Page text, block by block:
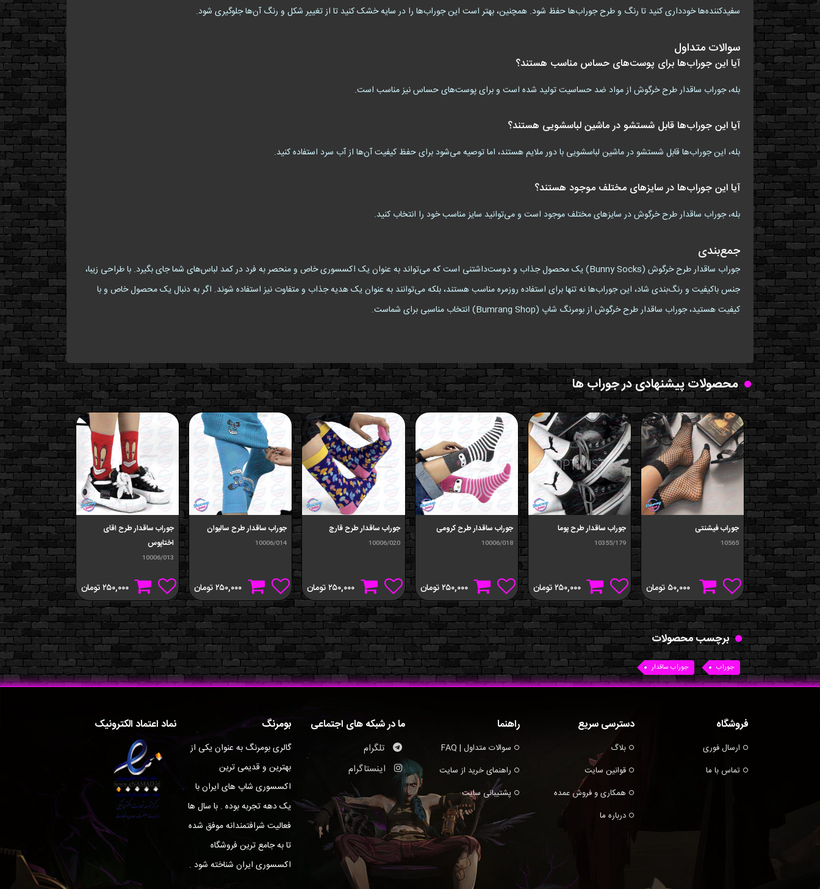
سفیدکننده‌ها خودداری کنید تا رنگ و طرح جوراب‌ها حفظ شود. همچنین، بهتر است این جوراب‌ها را در سایه خشک کنید تا از تغییر شکل و رنگ آن‌ها جلوگیری شود.
سوالات متداول
آیا این جوراب‌ها برای پوست‌های حساس مناسب هستند؟
بله، جوراب ساقدار طرح خرگوش از مواد ضد حساسیت تولید شده است و برای پوست‌های حساس نیز مناسب است.
آیا این جوراب‌ها قابل شستشو در ماشین لباسشویی هستند؟
بله، این جوراب‌ها قابل شستشو در ماشین لباسشویی با دور ملایم هستند، اما توصیه می‌شود برای حفظ کیفیت آن‌ها از آب سرد استفاده کنید.
آیا این جوراب‌ها در سایزهای مختلف موجود هستند؟
بله، جوراب ساقدار طرح خرگوش در سایزهای مختلف موجود است و می‌توانید سایز مناسب خود را انتخاب کنید.
جمع‌بندی
جوراب ساقدار طرح خرگوش (Bunny Socks) یک محصول جذاب و دوست‌داشتنی است که می‌تواند به عنوان یک اکسسوری خاص و منحصر به فرد در کمد لباس‌های شما جای بگیرد. با طراحی زیبا،
جنس باکیفیت و رنگ‌بندی شاد، این جوراب‌ها نه تنها برای استفاده روزمره مناسب هستند، بلکه می‌توانند به عنوان یک هدیه جذاب و متفاوت نیز استفاده شوند. اگر به دنبال یک محصول خاص و با
کیفیت هستید، جوراب ساقدار طرح خرگوش از بومرنگ شاپ (Bumrang Shop) انتخاب مناسبی برای شماست.
محصولات پیشنهادی در جوراب ها
جوراب فیشنتی
10565
۵۰,۰۰۰ تومان
جوراب ساقدار طرح پوما
10355/179
۲۵۰,۰۰۰تومان
جوراب ساقدار طرح کرومی
10006/018
۲۵۰,۰۰۰تومان
جوراب ساقدار طرح قارچ
10006/020
۲۵۰,۰۰۰تومان
جوراب ساقدار طرح سالیوان
10006/014
۲۵۰,۰۰۰تومان
جوراب ساقدار طرح اقای
اختاپوس
10006/013
۲۵۰,۰۰۰تومان
جوراب ساقدار طرح
اسفنجی
10006/012
برچسب محصولات
جوراب جوراب ساقدار
نماد اعتماد الکترونیک بومرنگ
گالری بومرنگ به عنوان یکی از
بهترین و قدیمی ترین
اکسسوری شاپ های ایران با
یک دهه تجربه بوده . با سال ها
فعالیت شرافتمندانه موفق شده
تا به جامع ترین فروشگاه
اکسسوری ایران شناخته شود .
ما در شبکه های اجتماعی
تلگرام
اینستاگرام
راهنما
سوالات متداول | FAQ
راهنمای خرید از سایت
پشتیبانی سایت
دسترسی سریع
بلاگ
قوانین سایت
همکاری و فروش عمده
درباره ما
فروشگاه
ارسال فوری
تماس با ما